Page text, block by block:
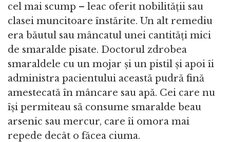
cel mai scump – leac oferit nobilității sau
clasei muncitoare înstărite. Un alt remediu
era băutul sau mâncatul unei cantități mici
de smaralde pisate. Doctorul zdrobea
smaraldele cu un mojar și un pistil și apoi îi
administra pacientului această pudră fină
amestecată în mâncare sau apă. Cei care nu
își permiteau să consume smaralde beau
arsenic sau mercur, care îi omora mai
repede decât o făcea ciuma.